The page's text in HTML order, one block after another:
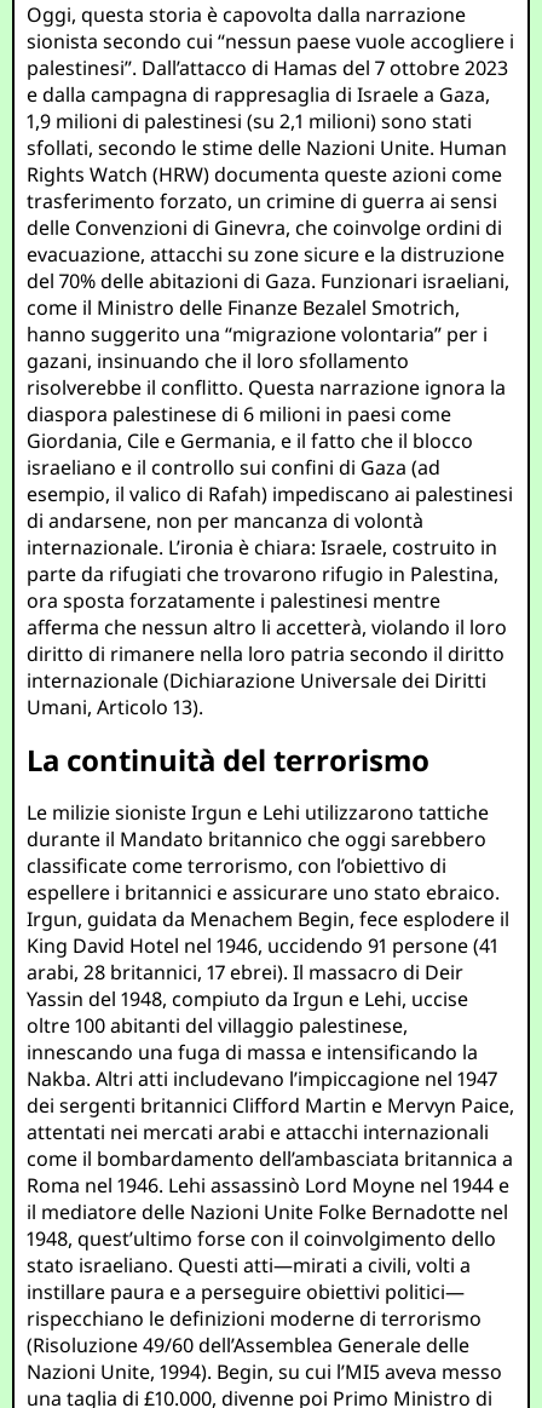
Oggi, questa storia è capovolta dalla narrazione
sionista secondo cui “nessun paese vuole accogliere i
palestinesi”. Dall’attacco di Hamas del 7 ottobre 2023
e dalla campagna di rappresaglia di Israele a Gaza,
1,9 milioni di palestinesi (su 2,1 milioni) sono stati
sfollati, secondo le stime delle Nazioni Unite. Human
Rights Watch (HRW) documenta queste azioni come
trasferimento forzato, un crimine di guerra ai sensi
delle Convenzioni di Ginevra, che coinvolge ordini di
evacuazione, attacchi su zone sicure e la distruzione
del 70% delle abitazioni di Gaza. Funzionari israeliani,
come il Ministro delle Finanze Bezalel Smotrich,
hanno suggerito una “migrazione volontaria” per i
gazani, insinuando che il loro sfollamento
risolverebbe il conflitto. Questa narrazione ignora la
diaspora palestinese di 6 milioni in paesi come
Giordania, Cile e Germania, e il fatto che il blocco
israeliano e il controllo sui confini di Gaza (ad
esempio, il valico di Rafah) impediscano ai palestinesi
di andarsene, non per mancanza di volontà
internazionale. L’ironia è chiara: Israele, costruito in
parte da rifugiati che trovarono rifugio in Palestina,
ora sposta forzatamente i palestinesi mentre
afferma che nessun altro li accetterà, violando il loro
diritto di rimanere nella loro patria secondo il diritto
internazionale (Dichiarazione Universale dei Diritti
Umani, Articolo 13).
La continuità del terrorismo
Le milizie sioniste Irgun e Lehi utilizzarono tattiche
durante il Mandato britannico che oggi sarebbero
classificate come terrorismo, con l’obiettivo di
espellere i britannici e assicurare uno stato ebraico.
Irgun, guidata da Menachem Begin, fece esplodere il
King David Hotel nel 1946, uccidendo 91 persone (41
arabi, 28 britannici, 17 ebrei). Il massacro di Deir
Yassin del 1948, compiuto da Irgun e Lehi, uccise
oltre 100 abitanti del villaggio palestinese,
innescando una fuga di massa e intensificando la
Nakba. Altri atti includevano l’impiccagione nel 1947
dei sergenti britannici Clifford Martin e Mervyn Paice,
attentati nei mercati arabi e attacchi internazionali
come il bombardamento dell’ambasciata britannica a
Roma nel 1946. Lehi assassinò Lord Moyne nel 1944 e
il mediatore delle Nazioni Unite Folke Bernadotte nel
1948, quest’ultimo forse con il coinvolgimento dello
stato israeliano. Questi atti—mirati a civili, volti a
instillare paura e a perseguire obiettivi politici—
rispecchiano le definizioni moderne di terrorismo
(Risoluzione 49/60 dell’Assemblea Generale delle
Nazioni Unite, 1994). Begin, su cui l’MI5 aveva messo
una taglia di £10.000, divenne poi Primo Ministro di